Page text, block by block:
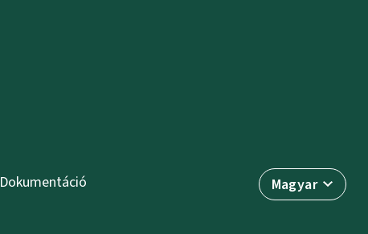
Magyar
Dokumentáció